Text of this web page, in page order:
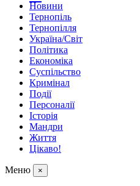
Новини
Тернопіль
Тернопілля
Україна/Світ
Політика
Економіка
Суспільство
Кримінал
Події
Персоналії
Історія
Мандри
Життя
Цікаво!
Меню ×